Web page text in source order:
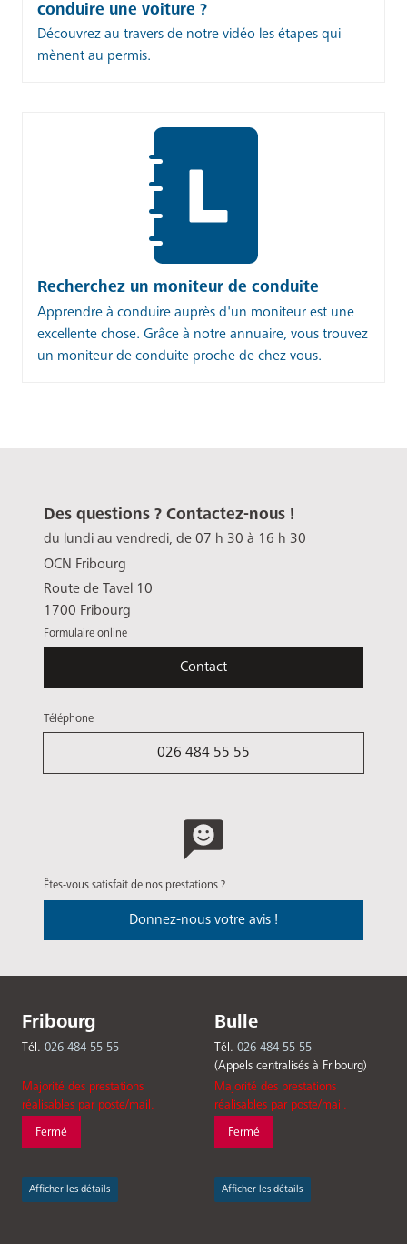
conduire une voiture ?
Découvrez au travers de notre vidéo les étapes qui
mènent au permis.
Recherchez un moniteur de conduite
Apprendre à conduire auprès d'un moniteur est une
excellente chose. Grâce à notre annuaire, vous trouvez
un moniteur de conduite proche de chez vous.
Des questions ? Contactez-nous !
du lundi au vendredi, de 07 h 30 à 16 h 30
OCN Fribourg
Route de Tavel 10
1700 Fribourg
Formulaire online
Contact
Téléphone
026 484 55 55
Êtes-vous satisfait de nos prestations ?
Donnez-nous votre avis !
Fribourg
Tél. 026 484 55 55
Majorité des prestations
réalisables par poste/mail.
Fermé
Afficher les détails
Bulle
Tél. 026 484 55 55
(Appels centralisés à Fribourg)
Majorité des prestations
réalisables par poste/mail.
Fermé
Afficher les détails